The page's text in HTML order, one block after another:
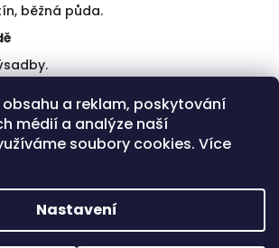
a reklam, poskytování
médií a analýze naší
soubory cookies. Více
Nastavení
běžná půda.
výsadbě.
extrémním úpalem.
listy.
podzimní barvy.